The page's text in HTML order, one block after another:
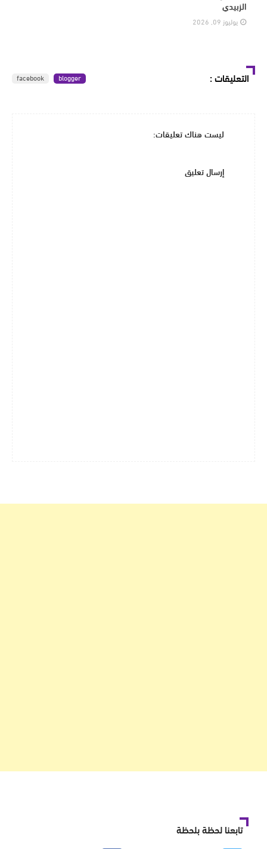
الزبيدي
يوليوز 09, 2026
التعليقات :
blogger
facebook
ليست هناك تعليقات:
إرسال تعليق
تابعنا لحظة بلحظة